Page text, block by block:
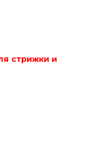
стрижки и